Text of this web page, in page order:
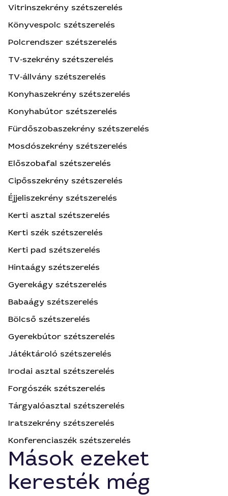
Vitrinszekrény szétszerelés
Könyvespolc szétszerelés
Polcrendszer szétszerelés
TV‑szekrény szétszerelés
TV‑állvány szétszerelés
Konyhaszekrény szétszerelés
Konyhabútor szétszerelés
Fürdőszobaszekrény szétszerelés
Mosdószekrény szétszerelés
Előszobafal szétszerelés
Cipősszekrény szétszerelés
Éjjeliszekrény szétszerelés
Kerti asztal szétszerelés
Kerti szék szétszerelés
Kerti pad szétszerelés
Hintaágy szétszerelés
Gyerekágy szétszerelés
Babaágy szétszerelés
Bölcső szétszerelés
Gyerekbútor szétszerelés
Játéktároló szétszerelés
Irodai asztal szétszerelés
Forgószék szétszerelés
Tárgyalóasztal szétszerelés
Iratszekrény szétszerelés
Konferenciaszék szétszerelés
Mások ezeket
keresték még